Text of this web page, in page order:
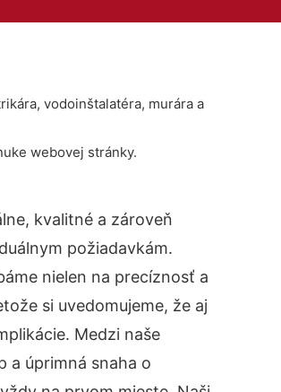
vodoinštalatéra, murára a
webovej stránky.
kvalitné a zároveň
požiadavkám.
nielen na precíznosť a
si uvedomujeme, že aj
Medzi naše
úprimná snaha o